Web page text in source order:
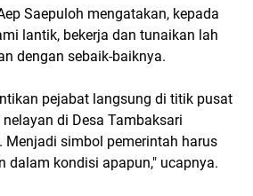
Saepuloh mengatakan, kepada
lantik, bekerja dan tunaikan lah
dengan sebaik-baiknya.
pejabat langsung di titik pusat
di Desa Tambaksari
Menjadi simbol pemerintah harus
dalam kondisi apapun," ucapnya.